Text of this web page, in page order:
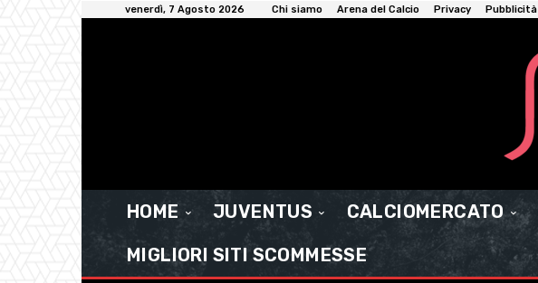
venerdì, 7 Agosto 2026 Chi siamo Arena del Calcio Privacy Pubblicità
HOME JUVENTUS CALCIOMERCATO
MIGLIORI SITI SCOMMESSE